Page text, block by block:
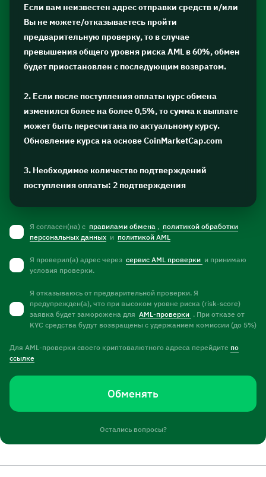
Если вам неизвестен адрес отправки средств и/или
Вы не можете/отказываетесь пройти
предварительную проверку, то в случае
превышения общего уровня риска AML в 60%, обмен
будет приостановлен с последующим возвратом.
2. Если после поступления оплаты курс обмена
изменился более на более 0,5%, то сумма к выплате
может быть пересчитана по актуальному курсу.
Обновление курса на основе CoinMarketCap.com
3. Необходимое количество подтверждений
поступления оплаты: 2 подтверждения
Я согласен(на) с правилами обмена , политикой обработки
персональных данных и политикой AML
Я проверил(а) адрес через сервис AML проверки и принимаю
условия проверки.
Я отказываюсь от предварительной проверки. Я
предупрежден(а), что при высоком уровне риска (risk-score)
заявка будет заморожена для AML-проверки . При отказе от
KYC средства будут возвращены с удержанием комиссии (до 5%)
Для AML-проверки своего криптовалютного адреса перейдите по
ссылке
Обменять
Остались вопросы?